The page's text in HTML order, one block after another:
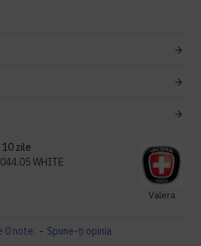
10 zile
WHITE
Valera
0 note. - Spune-ţi opinia